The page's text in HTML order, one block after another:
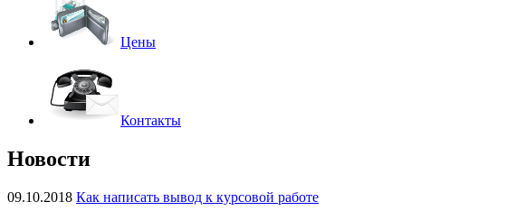
Цены
Контакты
Новости
09.10.2018 Как написать вывод к курсовой работе